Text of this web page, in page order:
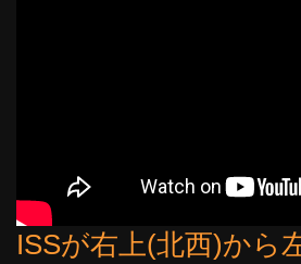
ISSが右上(北西)から